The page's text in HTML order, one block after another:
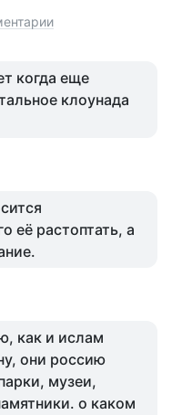
когда еще
клоунада
её растоптать, а
как и ислам
они россию
музеи,
о каком